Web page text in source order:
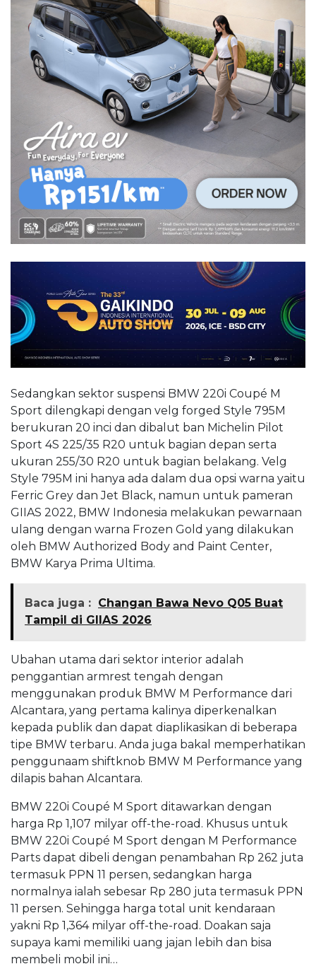
Sedangkan sektor suspensi BMW 220i Coupé M
Sport dilengkapi dengan velg forged Style 795M
berukuran 20 inci dan dibalut ban Michelin Pilot
Sport 4S 225/35 R20 untuk bagian depan serta
ukuran 255/30 R20 untuk bagian belakang. Velg
Style 795M ini hanya ada dalam dua opsi warna yaitu
Ferric Grey dan Jet Black, namun untuk pameran
GIIAS 2022, BMW Indonesia melakukan pewarnaan
ulang dengan warna Frozen Gold yang dilakukan
oleh BMW Authorized Body and Paint Center,
BMW Karya Prima Ultima.
Baca juga : Changan Bawa Nevo Q05 Buat
Tampil di GIIAS 2026
Ubahan utama dari sektor interior adalah
penggantian armrest tengah dengan
menggunakan produk BMW M Performance dari
Alcantara, yang pertama kalinya diperkenalkan
kepada publik dan dapat diaplikasikan di beberapa
tipe BMW terbaru. Anda juga bakal memperhatikan
penggunaam shiftknob BMW M Performance yang
dilapis bahan Alcantara.
BMW 220i Coupé M Sport ditawarkan dengan
harga Rp 1,107 milyar off-the-road. Khusus untuk
BMW 220i Coupé M Sport dengan M Performance
Parts dapat dibeli dengan penambahan Rp 262 juta
termasuk PPN 11 persen, sedangkan harga
normalnya ialah sebesar Rp 280 juta termasuk PPN
11 persen. Sehingga harga total unit kendaraan
yakni Rp 1,364 milyar off-the-road. Doakan saja
supaya kami memiliki uang jajan lebih dan bisa
membeli mobil ini…